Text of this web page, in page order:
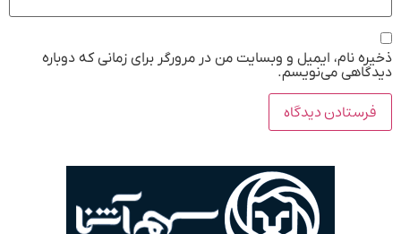
ذخیره نام، ایمیل و وبسایت من در مرورگر برای زمانی که دوباره
دیدگاهی می‌نویسم.